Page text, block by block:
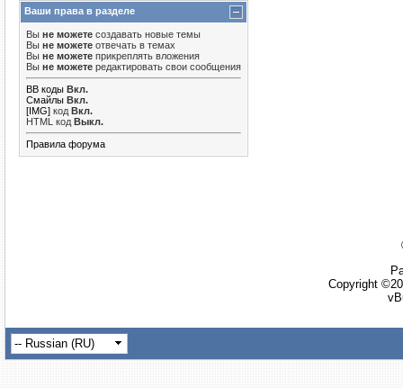
Ваши права в разделе
Вы не можете создавать новые темы
Вы не можете отвечать в темах
Вы не можете прикреплять вложения
Вы не можете редактировать свои сообщения
BB коды Вкл.
Смайлы Вкл.
[IMG] код Вкл.
HTML код Выкл.
Правила форума
Copyright